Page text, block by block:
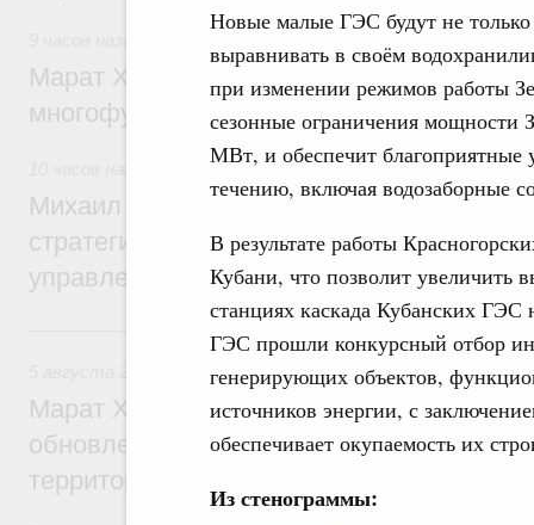
Новые малые ГЭС будут не
выравнивать в своём
при изменении режимов работы
сезонные ограничения мощности
МВт, и обеспечит благоприятные
течению, включая водозаборные
В результате работы
Кубани, что позволит увеличить
станциях каскада Кубанских ГЭС
ГЭС прошли конкурсный отбор
генерирующих объектов,
источников энергии, с
обеспечивает окупаемость их
Из стенограммы:
Марат Хуснуллин: На двух скоростных
многофункциональные зоны дорожного
Технологическое развитие. Инновации
Михаил Мишустин дал поручения по
стратегической сессии о
управления научно-технологическим
Вчера
Жилищно-коммунальное хозяйство
Марат Хуснуллин: Более 4,3 тыс.
обновлено в России при участии Фонда
территорий